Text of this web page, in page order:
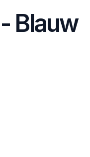
Blauw